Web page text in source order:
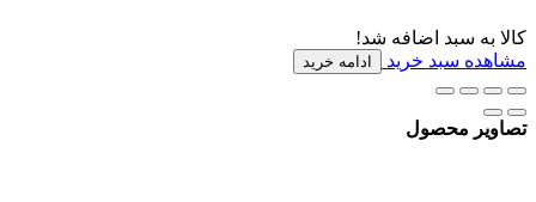
کالا به سبد اضافه شد!
مشاهده سبد خرید
ادامه خرید
تصاویر محصول